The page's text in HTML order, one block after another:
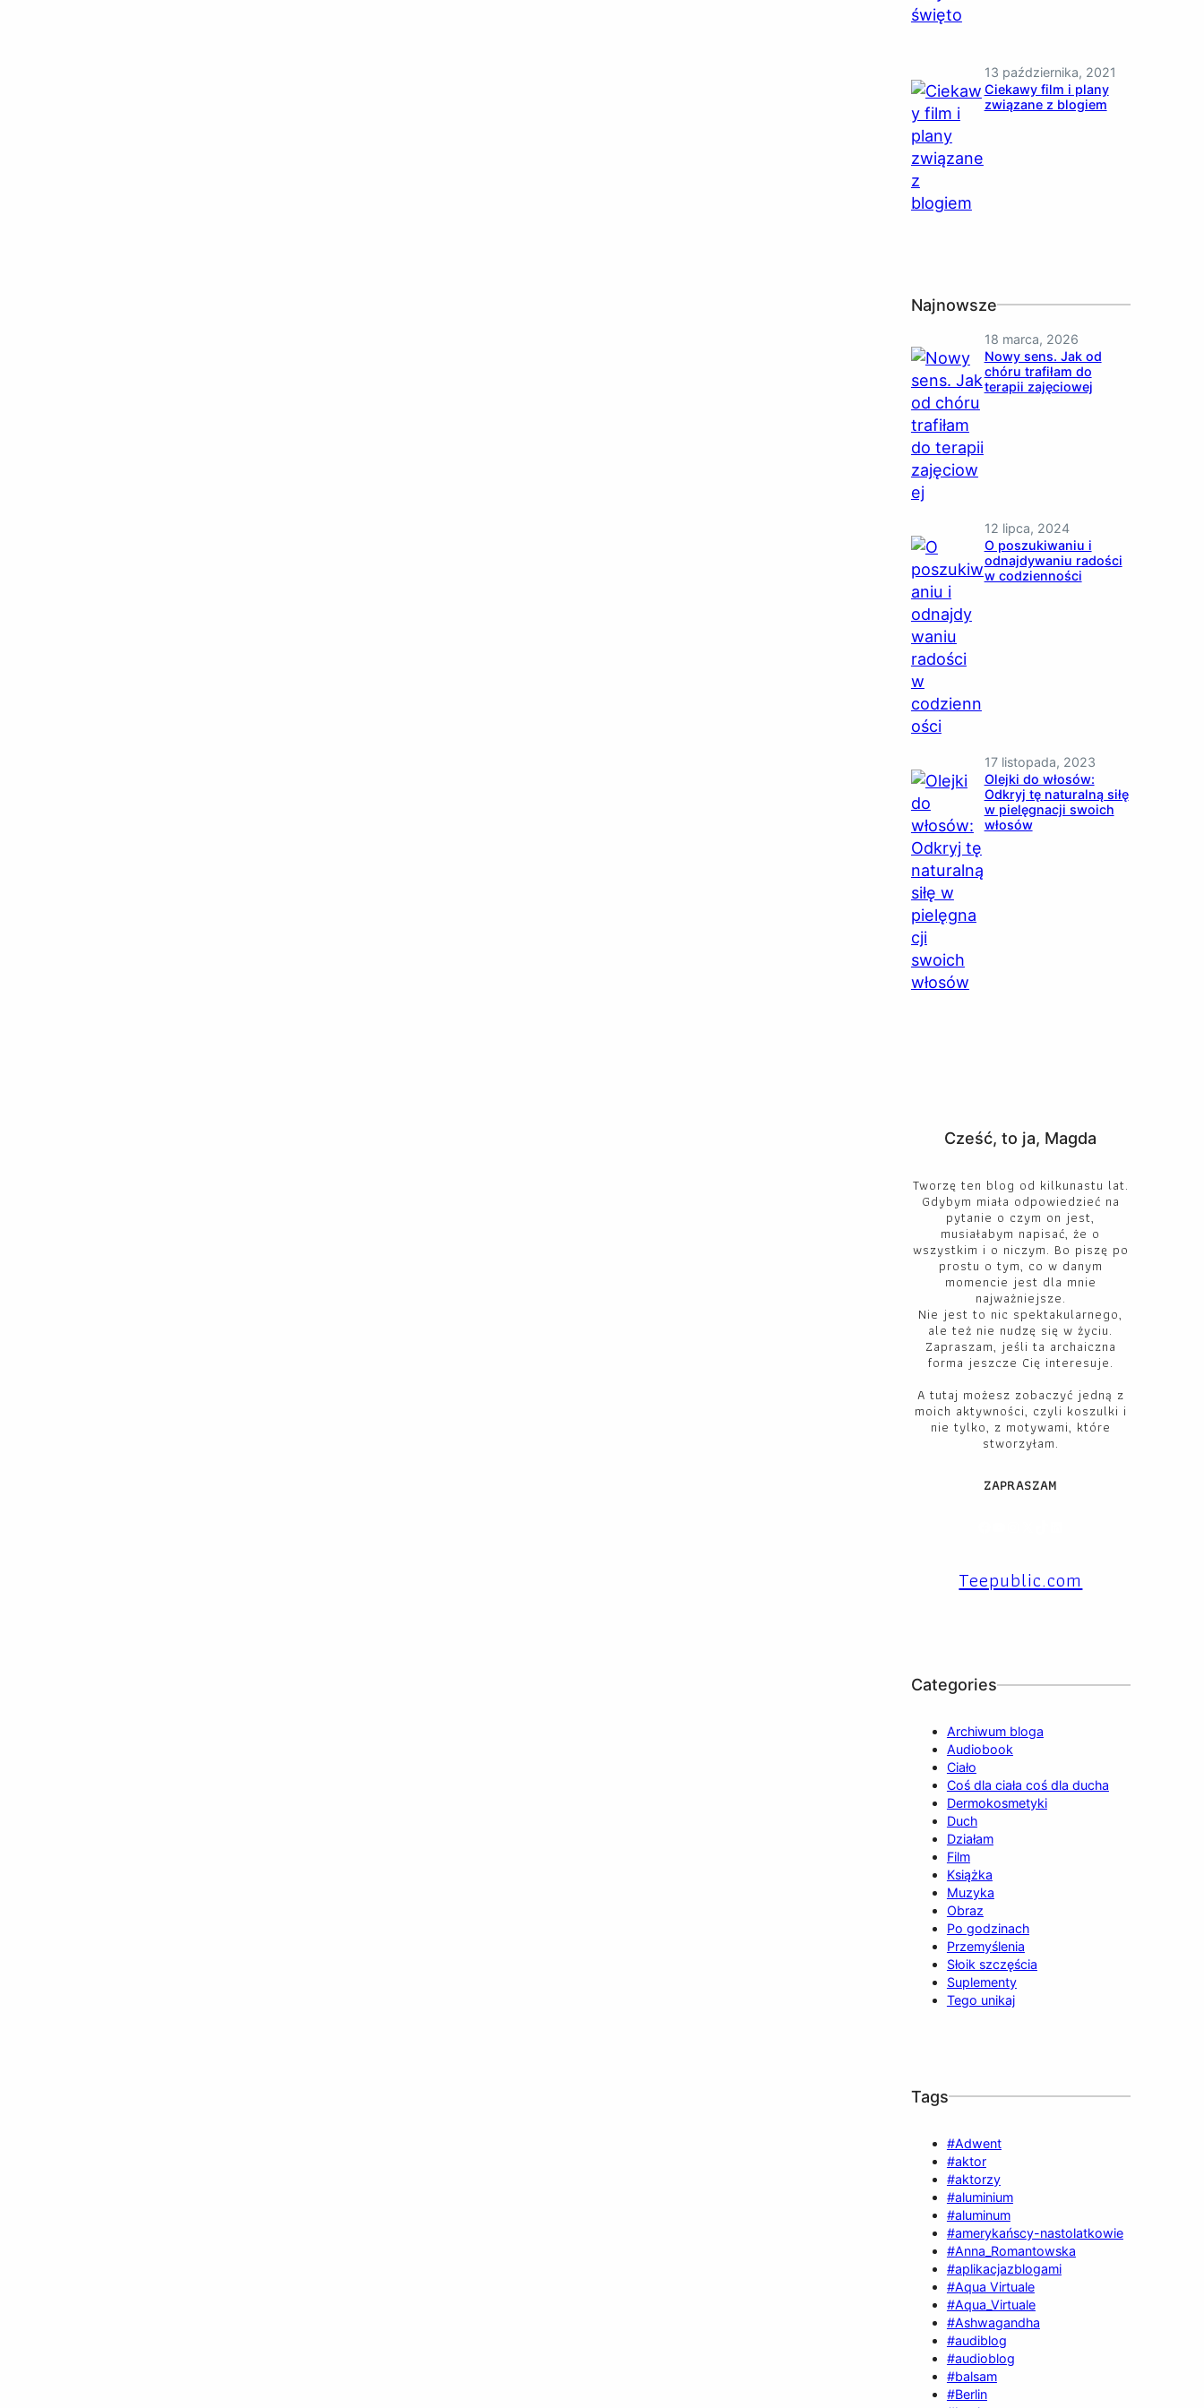
13 października, 2021
Ciekawy film i plany
związane z blogiem
Najnowsze
18 marca, 2026
Nowy sens. Jak od
chóru trafiłam do
terapii zajęciowej
12 lipca, 2024
O poszukiwaniu i
odnajdywaniu radości
w codzienności
17 listopada, 2023
Olejki do włosów:
Odkryj tę naturalną siłę
w pielęgnacji swoich
włosów
Cześć, to ja, Magda
Tworzę ten blog od kilkunastu lat.
Gdybym miała odpowiedzieć na
pytanie o czym on jest,
musiałabym napisać, że o
wszystkim i o niczym. Bo piszę po
prostu o tym, co w danym
momencie jest dla mnie
najważniejsze.
Nie jest to nic spektakularnego,
ale też nie nudzę się w życiu.
Zapraszam, jeśli ta archaiczna
forma jeszcze Cię interesuje.
A tutaj możesz zobaczyć jedną z
moich aktywności, czyli koszulki i
nie tylko, z motywami, które
stworzyłam.
ZAPRASZAM
Teepublic.com
Categories
Archiwum bloga
Audiobook
Ciało
Coś dla ciała coś dla ducha
Dermokosmetyki
Duch
Działam
Film
Książka
Muzyka
Obraz
Po godzinach
Przemyślenia
Słoik szczęścia
Suplementy
Tego unikaj
Tags
#Adwent
#aktor
#aktorzy
#aluminium
#aluminum
#amerykańscy-nastolatkowie
#Anna_Romantowska
#aplikacjazblogami
#Aqua Virtuale
#Aqua_Virtuale
#Ashwagandha
#audiblog
#audioblog
#balsam
#Berlin